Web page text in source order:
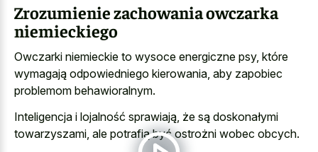
Zrozumienie zachowania owczarka
niemieckiego
Owczarki niemieckie to wysoce energiczne psy, które
wymagają odpowiedniego kierowania, aby zapobiec
problemom behawioralnym.
Inteligencja i lojalność sprawiają, że są doskonałymi
towarzyszami, ale potrafią być ostrożni wobec obcych.